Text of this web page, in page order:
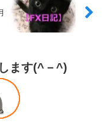
ます(^－^)